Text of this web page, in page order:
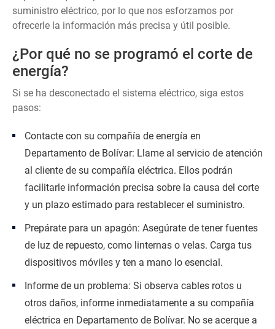
suministro eléctrico, por lo que nos esforzamos por
ofrecerle la información más precisa y útil posible.
¿Por qué no se programó el corte de
energía?
Si se ha desconectado el sistema eléctrico, siga estos
pasos:
Contacte con su compañía de energía en
Departamento de Bolívar: Llame al servicio de atención
al cliente de su compañía eléctrica. Ellos podrán
facilitarle información precisa sobre la causa del corte
y un plazo estimado para restablecer el suministro.
Prepárate para un apagón: Asegúrate de tener fuentes
de luz de repuesto, como linternas o velas. Carga tus
dispositivos móviles y ten a mano lo esencial.
Informe de un problema: Si observa cables rotos u
otros daños, informe inmediatamente a su compañía
eléctrica en Departamento de Bolívar. No se acerque a